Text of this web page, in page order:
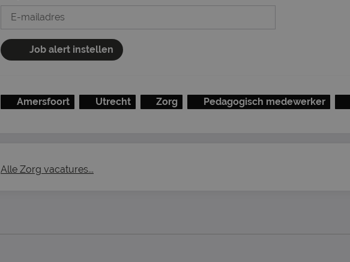
Job alert instellen
Amersfoort Utrecht Zorg Pedagogisch medewerker
Alle Zorg vacatures...